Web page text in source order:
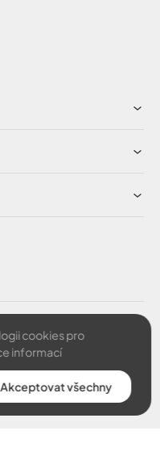
cookies pro
informací
Akceptovat všechny